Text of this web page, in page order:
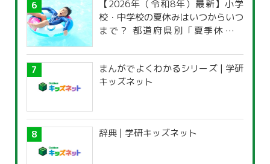
【2026年（令和8年）最新】小学
校・中学校の夏休みはいつからいつ
まで？ 都道府県別「夏季休暇一
まんがでよくわかるシリーズ | 学研
キッズネット
辞典 | 学研キッズネット